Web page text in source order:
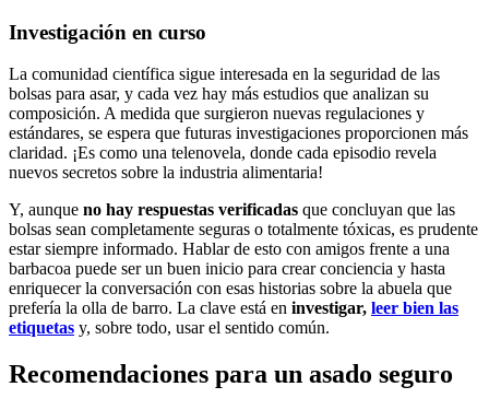
Investigación⁤ en curso
La comunidad científica⁣ sigue interesada en la seguridad de ⁢las
bolsas para​ asar, y cada vez hay ‍más‍ estudios que ​analizan su
composición. A⁣ medida ‍que⁢ surgieron nuevas regulaciones y
estándares,⁣ se espera que futuras⁤ investigaciones proporcionen más
claridad.​ ¡Es ⁣como ⁣una telenovela,⁤ donde cada episodio revela
nuevos⁤ secretos sobre la⁣ industria alimentaria!
Y, aunque no ​hay respuestas verificadas que concluyan que las
bolsas sean completamente‌ seguras o totalmente tóxicas, ​es ​prudente
estar siempre informado.​ Hablar de esto con ⁤amigos ⁢frente a una
barbacoa puede ser⁣ un ‍buen inicio​ para crear⁤ conciencia y hasta
enriquecer la ⁣conversación con esas historias sobre la ⁣abuela que‍
prefería la olla de barro. La clave ⁣está ⁢en investigar, leer bien las
etiquetas y, sobre‍ todo, usar el​ sentido ⁤común.
Recomendaciones para un asado‌ seguro